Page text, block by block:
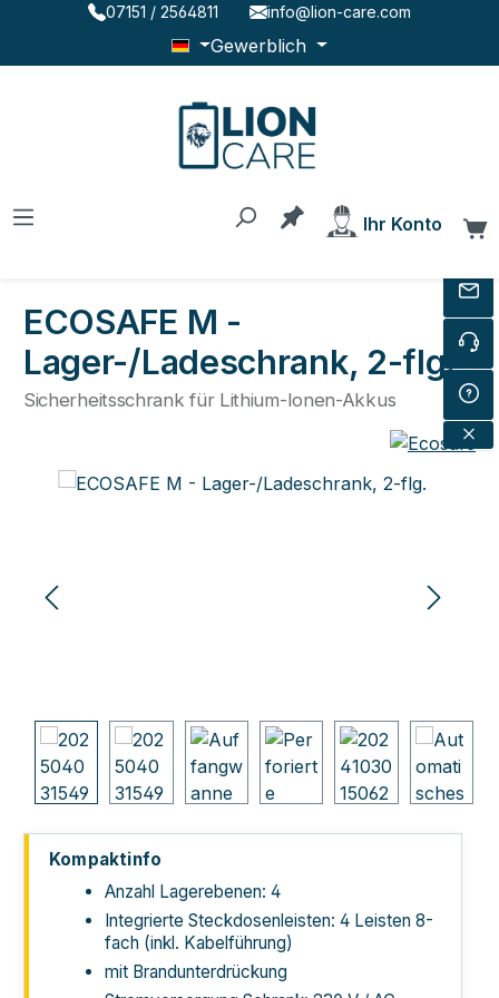
Zum Hauptinhalt springen
07151 / 2564811 info@lion-care.com
Gewerblich
Du hast 0 Produkte
Ihr Konto
ECOSAFE M -
Lager-/Ladeschrank, 2-flg.
Sicherheitsschrank für Lithium-Ionen-Akkus
Bildergalerie überspringen
Kompaktinfo
Anzahl Lagerebenen: 4
Integrierte Steckdosenleisten: 4 Leisten 8-
fach (inkl. Kabelführung)
mit Brandunterdrückung